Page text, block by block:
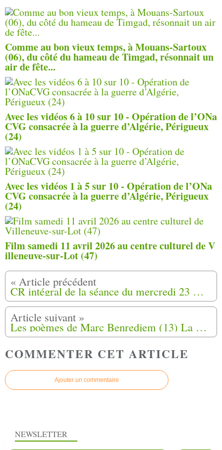
Comme au bon vieux temps, à Mouans-Sartoux
(06), du côté du hameau de Timgad, résonnait un
air de fête...
Avec les vidéos 6 à 10 sur 10 - Opération de l’ONa
CVG consacrée à la guerre d’Algérie, Périgueux
(24)
Avec les vidéos 1 à 5 sur 10 - Opération de l’ONa
CVG consacrée à la guerre d’Algérie, Périgueux
(24)
Film samedi 11 avril 2026 au centre culturel de V
illeneuve-sur-Lot (47)
CR intégral de la séance du mercredi 23 mai 2018 - article 30 bis
Les poèmes de Marc Benredjem (13) La clarté matinale
COMMENTER CET ARTICLE
Ajouter un commentaire
NEWSLETTER